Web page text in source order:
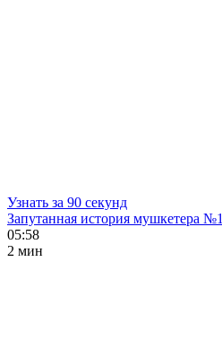
Узнать за 90 секунд
Запутанная история мушкетера №1
05:58
2 мин